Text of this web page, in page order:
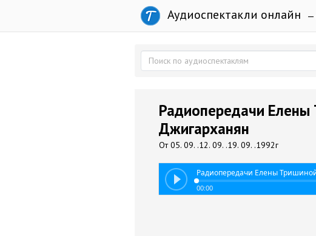
Аудиоспектакли онлайн —
Радиопередачи Елены
Джигарханян
От 05. 09. .12. 09. .19. 09. .1992г
Радиопередачи Елены
00:00